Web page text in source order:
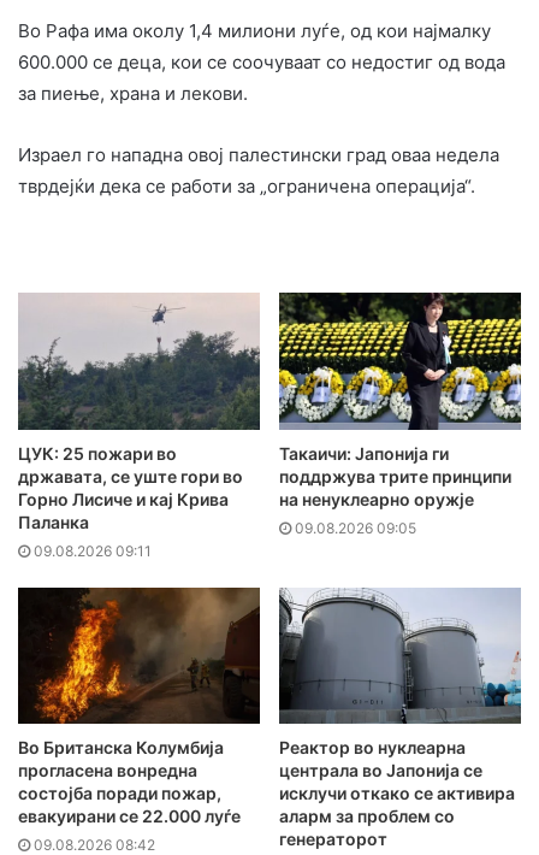
Во Рафа има околу 1,4 милиони луѓе, од кои најмалку
600.000 се деца, кои се соочуваат со недостиг од вода
за пиење, храна и лекови.
Израел го нападна овој палестински град оваа недела
тврдејќи дека се работи за „ограничена операција“.
ЦУК: 25 пожари во
државата, се уште гори во
Горно Лисиче и кај Крива
Паланка
09.08.2026 09:11
Такаичи: Јапонија ги
поддржува трите принципи
на ненуклеарно оружје
09.08.2026 09:05
Во Британска Колумбија
прогласена вонредна
состојба поради пожар,
евакуирани се 22.000 луѓе
09.08.2026 08:42
Реактор во нуклеарна
централа во Јапонија се
исклучи откако се активира
аларм за проблем со
генераторот